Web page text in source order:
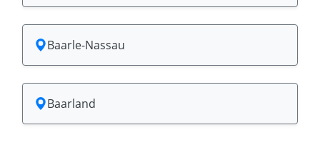
Baarle-Nassau
Baarland